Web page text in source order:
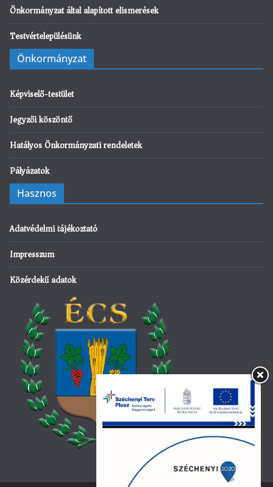
Önkormányzat által alapított elismerések
Testvértelepülésünk
Önkormányzat
Képviselő-testület
Jegyzői köszöntő
Hatályos Önkormányzati rendeletek
Pályázatok
Hasznos
Adatvédelmi tájékoztató
Impresszum
Közérdekű adatok